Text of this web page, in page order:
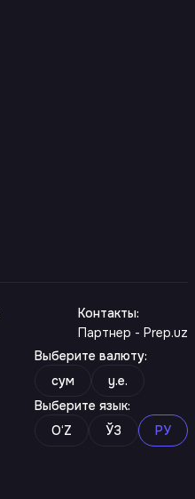
Контакты:
Партнер - Prep.uz
Выберите валюту:
сум
y.e.
Выберите язык:
O‘Z
ЎЗ РУ